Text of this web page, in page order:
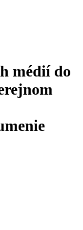
médií do